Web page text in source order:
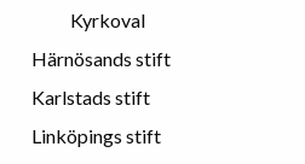
Kyrkoval
Härnösands stift
Karlstads stift
Linköpings stift